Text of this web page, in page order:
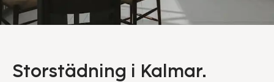
Storstädning i Kalmar.